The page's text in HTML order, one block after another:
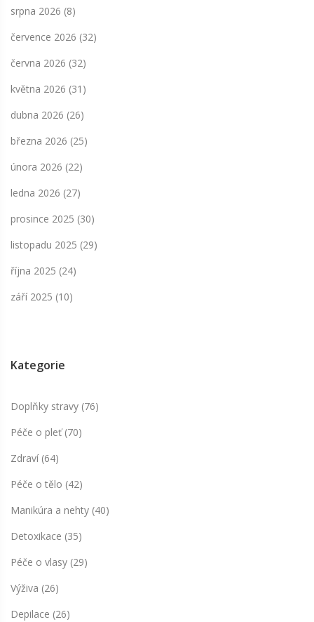
srpna 2026 (8)
července 2026 (32)
června 2026 (32)
května 2026 (31)
dubna 2026 (26)
března 2026 (25)
února 2026 (22)
ledna 2026 (27)
prosince 2025 (30)
listopadu 2025 (29)
října 2025 (24)
září 2025 (10)
Kategorie
Doplňky stravy (76)
Péče o pleť(70)
Zdraví (64)
Péče o tělo (42)
Manikúra a nehty (40)
Detoxikace (35)
Péče o vlasy (29)
Výživa (26)
Depilace (26)